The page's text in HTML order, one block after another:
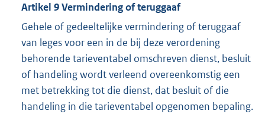
Artikel 9 Vermindering of teruggaaf
Gehele of gedeeltelijke vermindering of teruggaaf
van leges voor een in de bij deze verordening
behorende tarieventabel omschreven dienst, besluit
of handeling wordt verleend overeenkomstig een
met betrekking tot die dienst, dat besluit of die
handeling in die tarieventabel opgenomen bepaling.